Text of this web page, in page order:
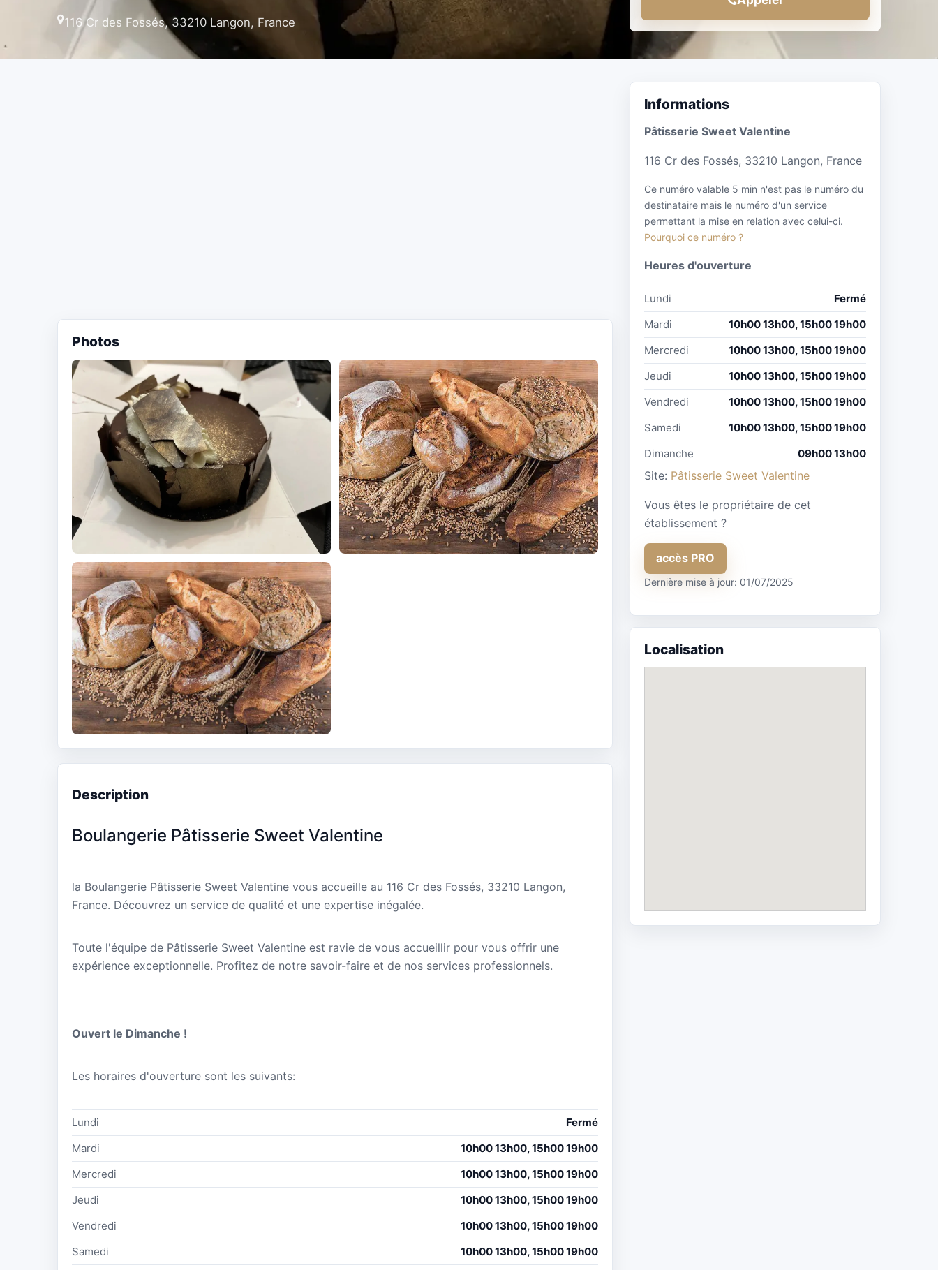
116 Cr des Fossés, 33210 Langon, France
Photos
Description
Boulangerie Pâtisserie Sweet Valentine
la Boulangerie Pâtisserie Sweet Valentine vous accueille au 116 Cr des Fossés, 33210 Langon,
France. Découvrez un service de qualité et une expertise inégalée.
Toute l'équipe de Pâtisserie Sweet Valentine est ravie de vous accueillir pour vous offrir une
expérience exceptionnelle. Profitez de notre savoir-faire et de nos services professionnels.
Ouvert le Dimanche !
Les horaires d'ouverture sont les suivants:
Lundi
Fermé
Mardi
10h00 13h00, 15h00 19h00
Mercredi
10h00 13h00, 15h00 19h00
Jeudi
10h00 13h00, 15h00 19h00
Vendredi
10h00 13h00, 15h00 19h00
Samedi
10h00 13h00, 15h00 19h00
Informations
Pâtisserie Sweet Valentine
116 Cr des Fossés, 33210 Langon, France
Ce numéro valable 5 min n'est pas le numéro du
destinataire mais le numéro d'un service
permettant la mise en relation avec celui-ci.
Pourquoi ce numéro ?
Heures d'ouverture
Lundi
Fermé
Mardi
10h00 13h00, 15h00 19h00
Mercredi
10h00 13h00, 15h00 19h00
Jeudi
10h00 13h00, 15h00 19h00
Vendredi
10h00 13h00, 15h00 19h00
Samedi
10h00 13h00, 15h00 19h00
Dimanche
09h00 13h00
Site: Pâtisserie Sweet Valentine
Vous êtes le propriétaire de cet
établissement ?
accès PRO
Dernière mise à jour: 01/07/2025
Localisation